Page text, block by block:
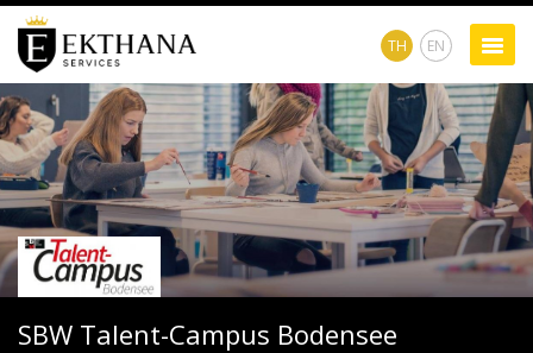
TH EN
SBW Talent-Campus Bodensee